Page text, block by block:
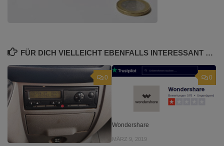
FÜR DICH VIELLEICHT EBENFALLS INTERESSANT …
0 0
Wondershare
MÄRZ 9, 2019